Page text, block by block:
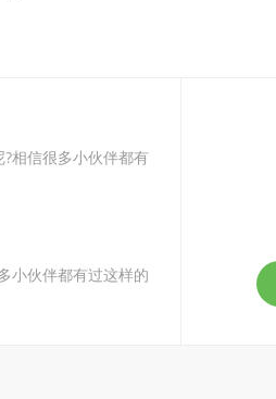
相信很多小伙伴都有
小伙伴都有过这样的